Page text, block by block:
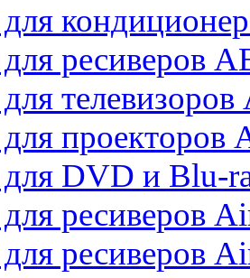
ресиверов
телевизоров
проекторов
DVD и Blu-
ресиверов
ресиверов